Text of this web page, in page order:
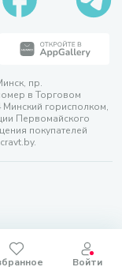
пр.
в Торговом
горисполком,
Первомайского
покупателей
Войти